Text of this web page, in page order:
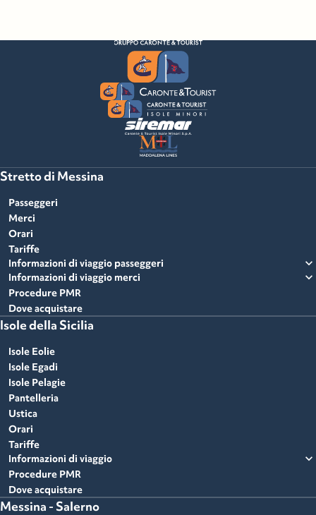
Stretto di Messina
Passeggeri
Merci
Orari
Tariffe
Informazioni di viaggio passeggeri
expand_more
Informazioni di viaggio merci expand_more
Procedure PMR
Dove acquistare
Isole della Sicilia
Isole Eolie
Isole Egadi
Isole Pelagie
Pantelleria
Ustica
Orari
Tariffe
Informazioni di viaggio
expand_more
Procedure PMR
Dove acquistare
Messina - Salerno